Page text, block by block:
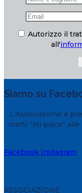
Autorizzo il
all'
Siamo su
L’Associazione è
metti “Mi piace”
Facebook Instagram
ASSOCIAZIONE